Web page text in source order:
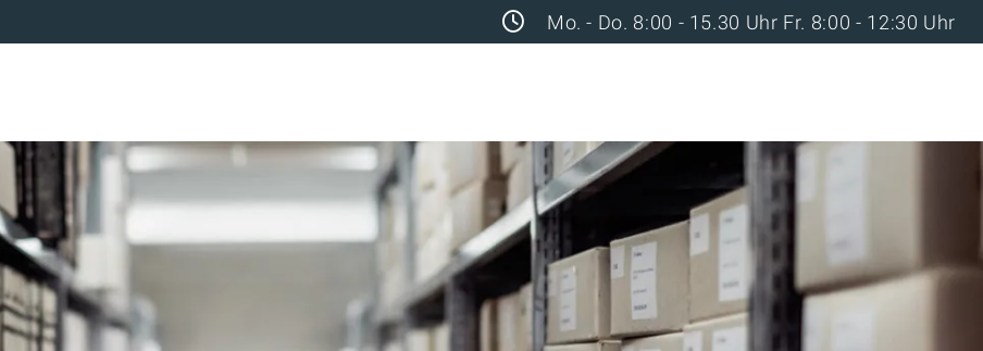
Mo. - Do. 8:00 - 15.30 Uhr Fr. 8:00 - 12:30 Uhr